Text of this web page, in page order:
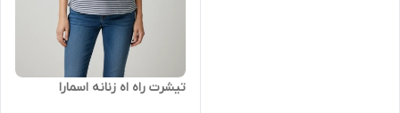
تیشرت راه اه زنانه اسمارا